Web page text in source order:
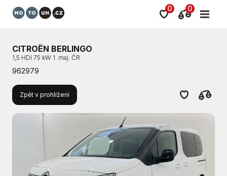
0 0
CITROËN BERLINGO
1,5 HDI 75 kW 1. maj. ČR
962979
Zpět v prohlížení